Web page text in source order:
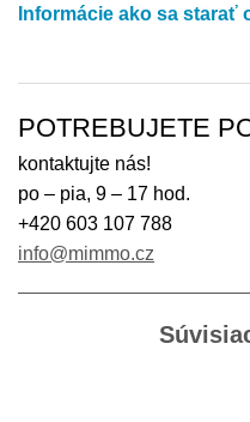
Informácie ako sa starať
POTREBUJETE
kontaktujte nás!
po – pia, 9 – 17 hod.
+420 603 107 788
info@mimmo.cz